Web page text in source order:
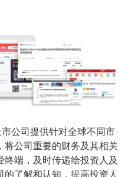
公司提供针对全球不同市
公司重要的财务及其相关
端，及时传递给投资人及
了解和认知，提高投资人